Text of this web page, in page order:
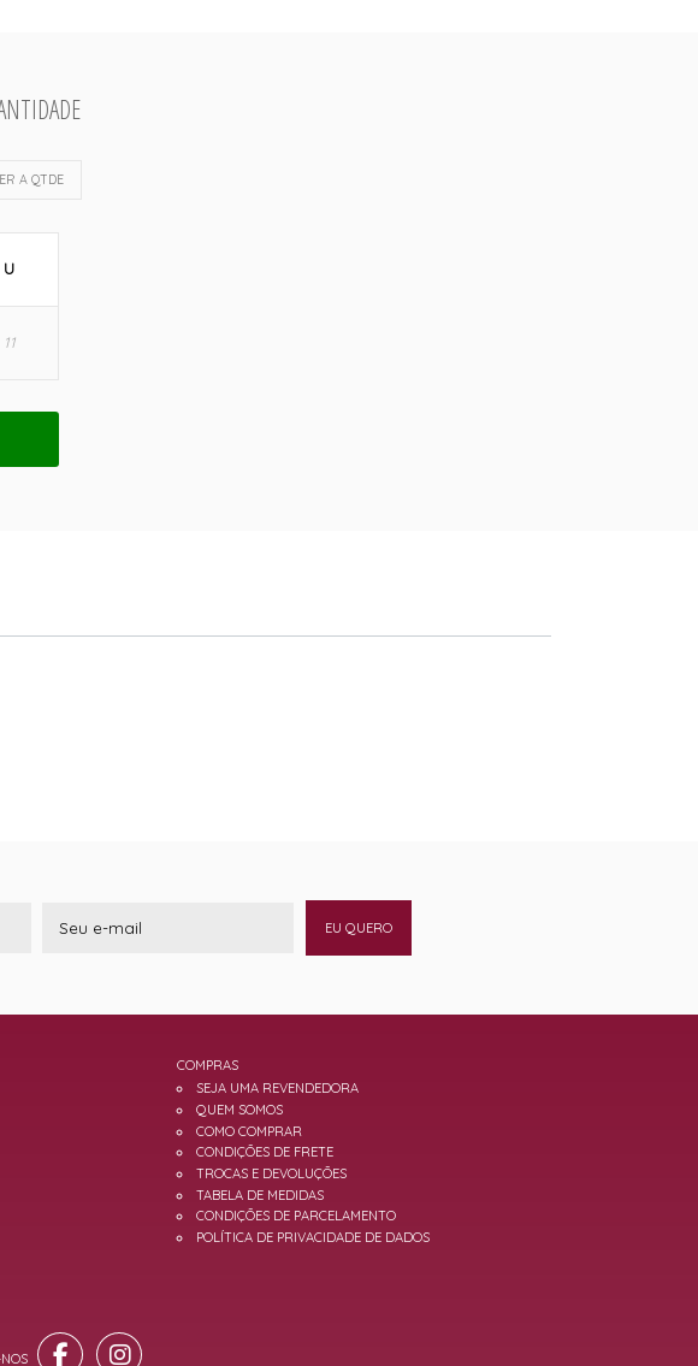
A QTDE
U
EU QUERO
COMPRAS
SEJA UMA REVENDEDORA
QUEM SOMOS
COMO COMPRAR
CONDIÇÕES DE FRETE
TROCAS E DEVOLUÇÕES
TABELA DE MEDIDAS
CONDIÇÕES DE PARCELAMENTO
POLÍTICA DE PRIVACIDADE DE DADOS